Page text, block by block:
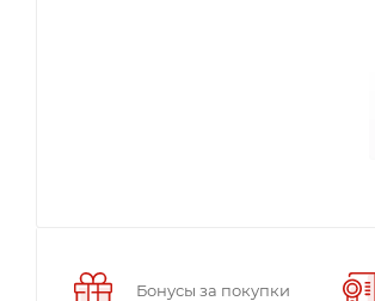
Бонусы за покупки